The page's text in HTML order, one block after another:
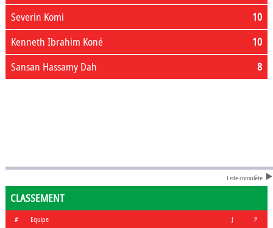
10
Severin Komi
10
Kenneth Ibrahim Koné
8
Sansan Hassamy Dah
Liste complète
CLASSEMENT
# Equipe J
P